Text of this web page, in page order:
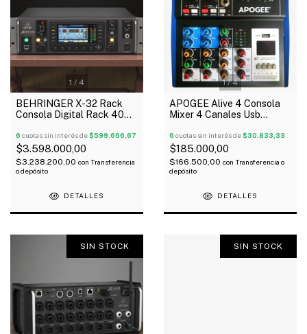
1 / 4
BEHRINGER X-32 Rack
Consola Digital Rack 40
Salidas
6 cuotas sin interés de$599.666,67
$3.598.000,00
$3.238.200,00 con Transferencia
o depósito
DETALLES
1/4
APOGEE Alive 4 Consola
Mixer 4 Canales Usb
6 cuotas sin interés de$30.833,33
$185.000,00
$166.500,00 con Transferencia o
depósito
DETALLES
SIN STOCK SIN STOCK